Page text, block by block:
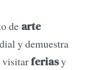
de arte
y demuestra
visitarferiasy